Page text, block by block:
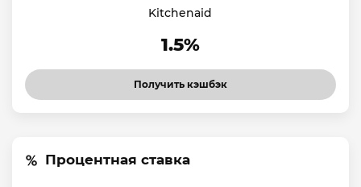
Kitchenaid
1.5%
Получить кэшбэк
Процентная ставка